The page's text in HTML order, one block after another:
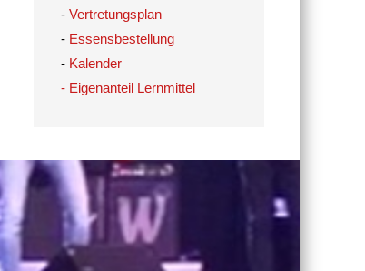
- Vertretungsplan
- Essensbestellung
- Kalender
- Eigenanteil Lernmittel